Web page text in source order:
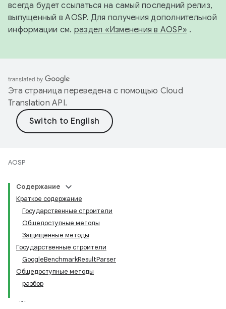
всегда будет ссылаться на самый последний релиз,
выпущенный в AOSP. Для получения дополнительной
информации см. раздел «Изменения в AOSP» .
Эта страница переведена с помощью Cloud
Translation API.
AOSP
Содержание
Краткое содержание
Государственные строители
Общедоступные методы
Защищенные методы
Государственные строители
GoogleBenchmarkResultParser
Общедоступные методы
разбор